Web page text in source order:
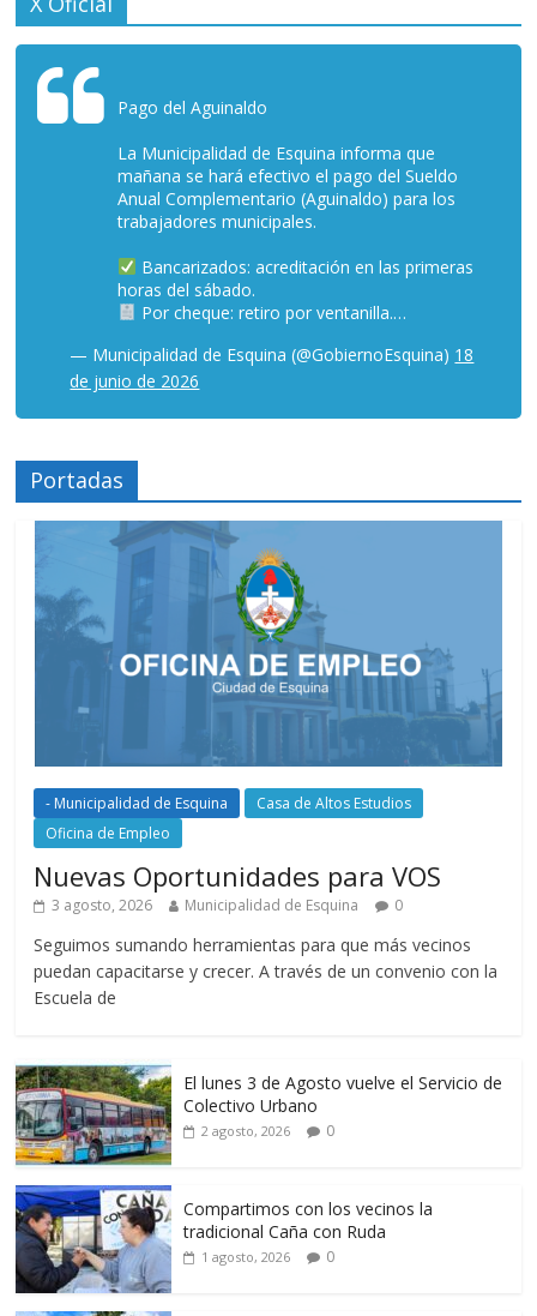
Pago del Aguinaldo
La Municipalidad de Esquina informa que
mañana se hará efectivo el pago del Sueldo
Anual Complementario (Aguinaldo) para los
trabajadores municipales.
Bancarizados: acreditación en las primeras
horas del sábado.
Por cheque: retiro por ventanilla.…
— Municipalidad de Esquina (@GobiernoEsquina) 18
de junio de 2026
Portadas
- Municipalidad de Esquina
Casa de Altos Estudios
Oficina de Empleo
Nuevas Oportunidades para VOS
3 agosto, 2026 Municipalidad de Esquina 0
Seguimos sumando herramientas para que más vecinos
puedan capacitarse y crecer. A través de un convenio con la
Escuela de
El lunes 3 de Agosto vuelve el Servicio de
Colectivo Urbano
2 agosto, 2026 0
Compartimos con los vecinos la
tradicional Caña con Ruda
1 agosto, 2026 0